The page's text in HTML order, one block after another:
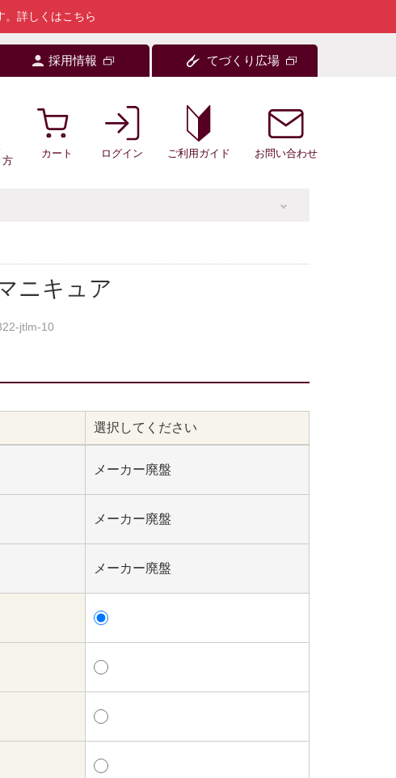
詳しくはこちら
採用情報 てづくり広場
方
カート ログイン ご利用ガイド お問い合わせ
ニキュア
jtlm-10
選択してください
メーカー廃盤
メーカー廃盤
メーカー廃盤